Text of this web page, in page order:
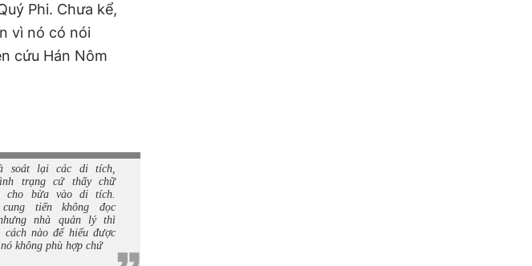
Phi. Chưa kể,
vì nó có nói
cứu Hán Nôm
soát lại các di tích,
trạng cứ thấy chữ
cho bừa vào di tích.
tiến không đọc
nhà quản lý thì
cách nào để hiểu được
không phù hợp chứ